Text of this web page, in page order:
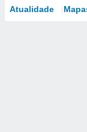
Atualidade